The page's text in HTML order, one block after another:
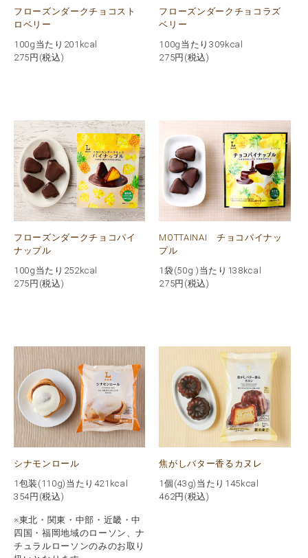
フローズンダークチョコスト
ロベリー
100g当たり201kcal
275 円(税込)
フローズンダークチョコラズ
ベリー
100g当たり309kcal
275円(税込)
フローズンダークチョコパイ
ナップル
100g当たり252kcal
275 円(税込)
MOTTAINAI チョコパイナッ
プル
1袋(50g )当たり138kcal
275円(税込)
シナモンロール
1包装(110g)当たり421kcal
354円(税込)
※東北・関東・中部・近畿・中
四国・福岡地域のローソン、ナ
チュラルローソンのみのお取り
焦がしバター香るカヌレ
1個(43g)当たり145kcal
462円(税込)